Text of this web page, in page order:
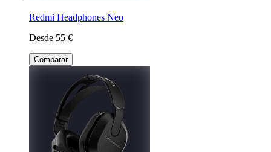
Redmi Headphones Neo
Desde 55 €
Comparar